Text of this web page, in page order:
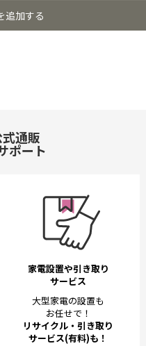
追加する
通販
ポート
家電設置や引き取り
サービス
大型家電の設置も
お任せで！
リサイクル・引き取り
サービス(有料)も！